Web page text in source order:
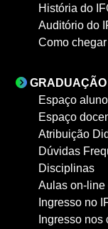
História do
Auditório do
Como chegar
GRADUAÇÃO
Espaço aluno
Espaço
Atribuição
Dúvidas
Disciplinas
Aulas on-line
Ingresso no
Ingresso nos